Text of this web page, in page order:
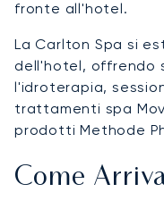
fronte all'hotel.
La Carlton Spa si
dell'hotel, offrendo
l'idroterapia,
trattamenti spa
prodotti Methode
Come